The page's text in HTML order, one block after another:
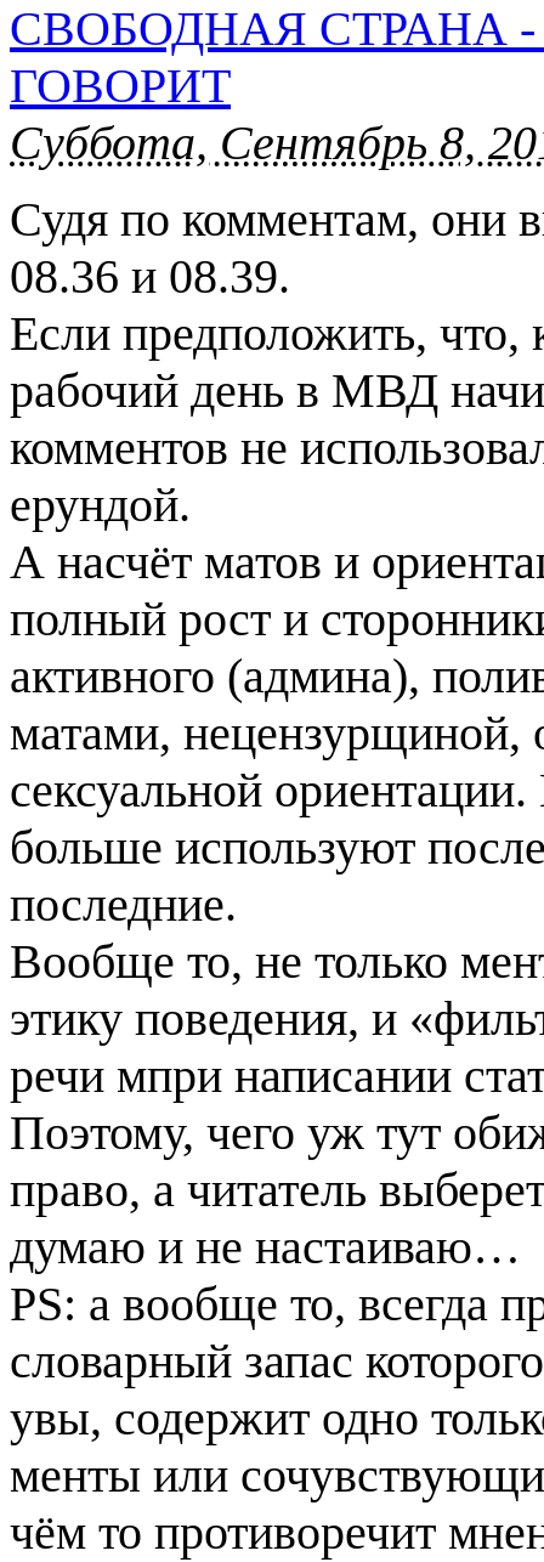
СВОБОДНАЯ СТРАНА
ГОВОРИТ
Суббота, Сентябрь 8,
Судя по комментам, они
08.36 и 08.39.
Если предположить, что,
рабочий день в МВД
комментов не
ерундой.
А насчёт матов и
полный рост и
активного (админа),
матами, нецензурщиной,
сексуальной
больше используют
последние.
Вообще то, не только
этику поведения, и
речи мпри написании
Поэтому, чего уж тут
право, а читатель
думаю и не настаиваю…
PS: а вообще то, всегда
словарный запас
увы, содержит одно
менты или
чём то противоречит